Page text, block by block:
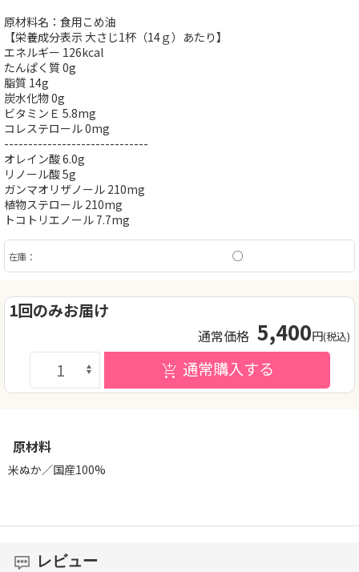
原材料名：食用こめ油
【栄養成分表示 大さじ1杯（14ｇ）あたり】
エネルギー 126kcal
たんぱく質 0g
脂質 14g
炭水化物 0g
ビタミンＥ 5.8mg
コレステロール 0mg
------------------------------
オレイン酸 6.0g
リノール酸 5g
ガンマオリザノール 210mg
植物ステロール 210mg
トコトリエノール 7.7mg
在庫： ○
1回のみお届け
通常価格 5,400円(税込)
通常購入する
原材料
米ぬか／国産100%
レビュー